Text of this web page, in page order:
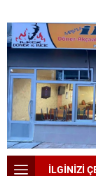
İLGİNİZİ